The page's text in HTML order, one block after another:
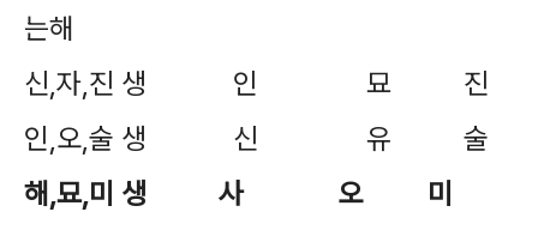
는해
신,자,진 생 인 묘 진
인,오,술 생 신 유 술
해,묘,미 생 사 오 미